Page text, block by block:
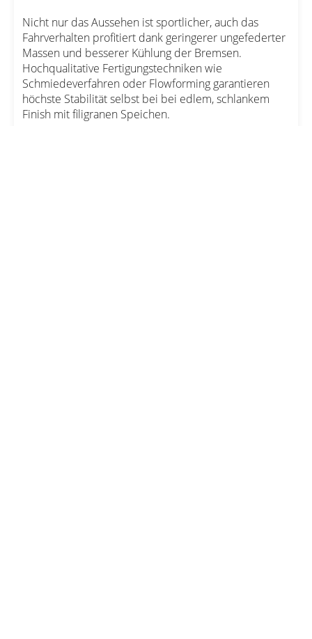
Nicht nur das Aussehen ist sportlicher, auch das
Fahrverhalten profitiert dank geringerer ungefederter
Massen und besserer Kühlung der Bremsen.
Hochqualitative Fertigungstechniken wie
Schmiedeverfahren oder Flowforming garantieren
höchste Stabilität selbst bei bei edlem, schlankem
Finish mit filigranen Speichen.